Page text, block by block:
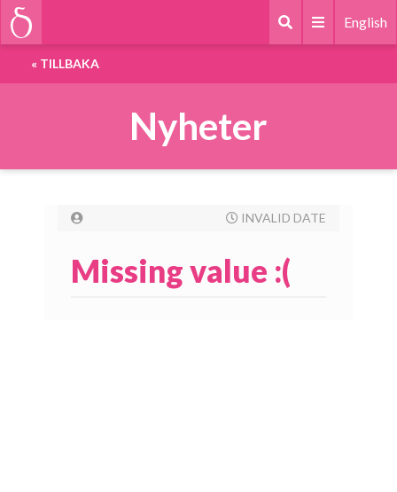
English
« TILLBAKA
Nyheter
INVALID DATE
Missing value :(